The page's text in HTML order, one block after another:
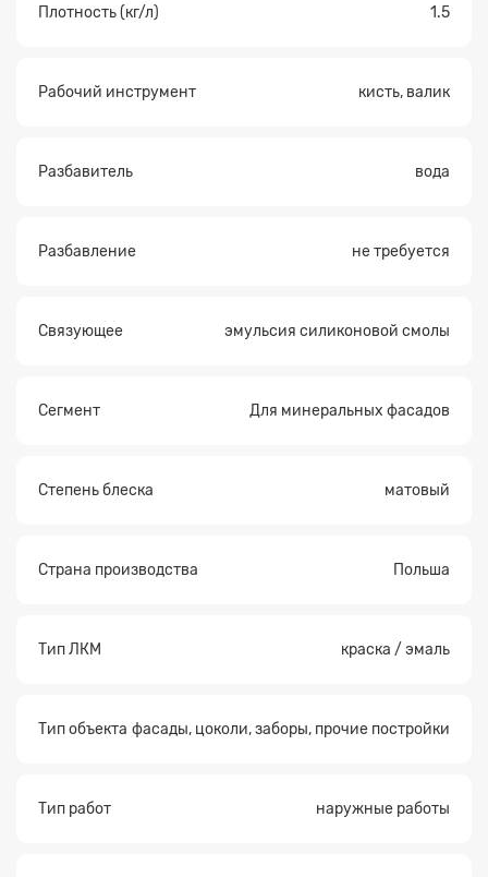
Плотность (кг/л) 1.5
Рабочий инструмент кисть, валик
Разбавитель вода
Разбавление не требуется
Связующее эмульсия силиконовой смолы
Сегмент Для минеральных фасадов
Степень блеска матовый
Страна производства Польша
Тип ЛКМ краска / эмаль
Тип объекта фасады, цоколи, заборы, прочие постройки
Тип работ наружные работы